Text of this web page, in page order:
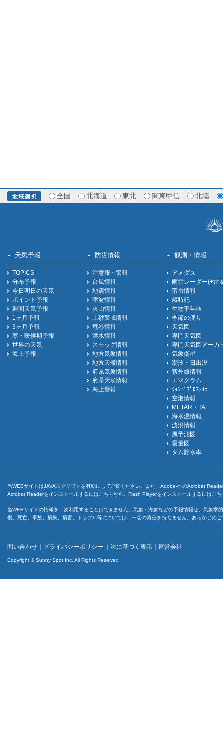
全国 北海道 東北 関東甲信 北陸
天気予報
TOPICS
分布予報
今日明日の天気
ポイント予報
週間天気予報
1ヶ月予報
3ヶ月予報
寒・暖候期予報
世界の天気
海上予報
防災情報
注意報・警報
台風情報
地震情報
津波情報
火山情報
土砂警戒情報
竜巻情報
洪水情報
スモッグ情報
地方気象情報
地方天候情報
府県気象情報
府県天候情報
海上警報
観測・情報
アメダス
雨雲レーダー(+雷
落雷情報
歳時記
生物平年値
季節の便り
天気図
専門天気図
専門天気図アーカ
気象衛星
潮汐・日出没
紫外線情報
エマグラム
ｳｨﾝﾄﾞﾌﾟﾛﾌｧｲﾗ
空港情報
METAR・TAF
海水温情報
波浪情報
風予測図
雲量図
ダム貯水率
当WEBサイトはJAVAスクリプトを有効にしてご覧ください。また、Adobe社 のAcrobat
Acrobat Readerをインストールするには こちらから。Flash Playerをインストールするには こち
当WEBサイトの情報を二次利用することはできません。気象・海象などの予報情報は、気象
傷、死亡、事故、損失、損害、トラブル等については、一切の責任を持ちません。あらかじめ
問い合わせ ｜ プライバシーポリシー ｜ 法に基づく表示 ｜ 運営会社
Copyright © Sunny Spot Inc. All Rights Reserved